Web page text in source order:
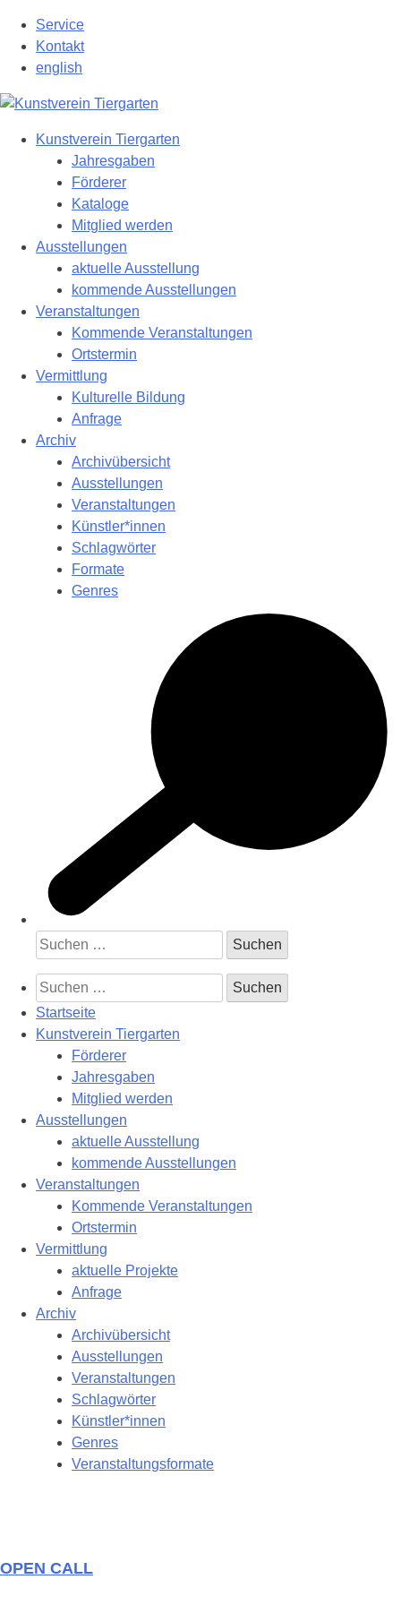
Hauptinhalt
springen
Service
Kontakt
english
Kunstverein Tiergarten
Jahresgaben
Förderer
Kataloge
Mitglied werden
Ausstellungen
aktuelle Ausstellung
kommende Ausstellungen
Veranstaltungen
Kommende Veranstaltungen
Ortstermin
Vermittlung
Kulturelle Bildung
Anfrage
Archiv
Archivübersicht
Ausstellungen
Veranstaltungen
Künstler*innen
Schlagwörter
Formate
Genres
Suchen
nach:
Suchen
nach:
Startseite
Kunstverein Tiergarten
Förderer
Jahresgaben
Mitglied werden
Ausstellungen
aktuelle Ausstellung
kommende Ausstellungen
Veranstaltungen
Kommende Veranstaltungen
Ortstermin
Vermittlung
aktuelle Projekte
Anfrage
Archiv
Archivübersicht
Ausstellungen
Veranstaltungen
Schlagwörter
Künstler*innen
Genres
Veranstaltungsformate
OPEN CALL